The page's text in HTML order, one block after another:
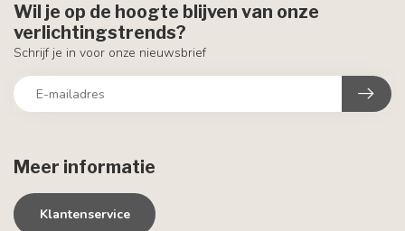
Meer informatie
Klantenservice
Wil je op de hoogte blijven van onze
verlichtingstrends?
Schrijf je in voor onze nieuwsbrief